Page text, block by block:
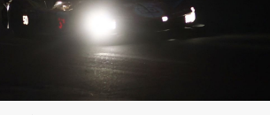
var filmen ”Le Mans””
Steve McQueen från 1971 som även han spelar
är tämligen sur och tystlåten i filmen